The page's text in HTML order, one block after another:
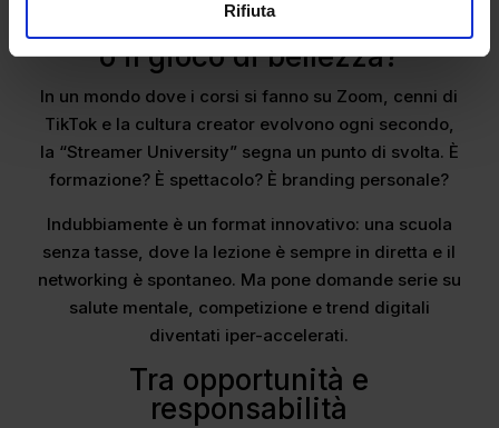
Rifiuta
Streamer University: la svolta
o il gioco di bellezza?
In un mondo dove i corsi si fanno su Zoom, cenni di
TikTok e la cultura creator evolvono ogni secondo,
la “Streamer University” segna un punto di svolta. È
formazione? È spettacolo? È branding personale?
Indubbiamente è un format innovativo: una scuola
senza tasse, dove la lezione è sempre in diretta e il
networking è spontaneo. Ma pone domande serie su
salute mentale, competizione e trend digitali
diventati iper-accelerati.
Tra opportunità e
responsabilità